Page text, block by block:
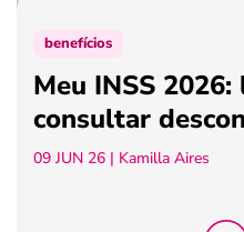
benefícios
Meu INSS
consultar
09 JUN 26 | Kamilla Aires